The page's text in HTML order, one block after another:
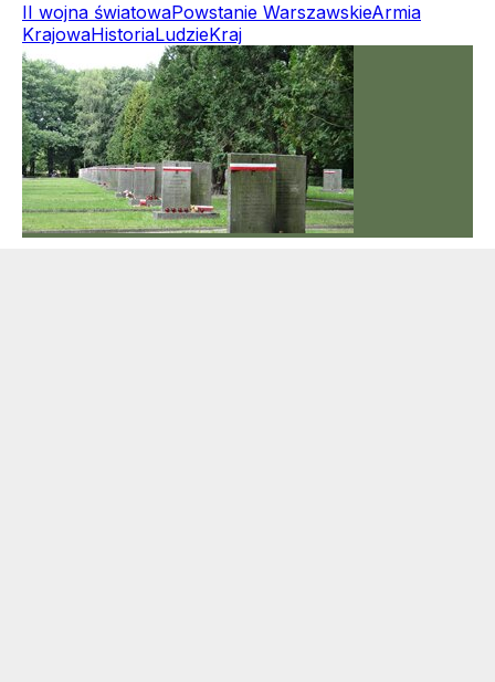
II wojna światowaPowstanie WarszawskieArmia
KrajowaHistoriaLudzieKraj